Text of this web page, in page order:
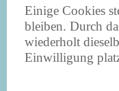
Einige Cookies
bleiben. Durch
wiederholt
Einwilligung